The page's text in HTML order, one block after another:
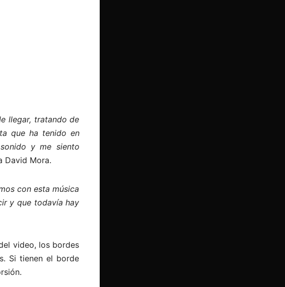
llegar, tratando de
que ha tenido en
y me siento
David Mora.
con esta música
y que todavía hay
video, los bordes
Si tienen el borde